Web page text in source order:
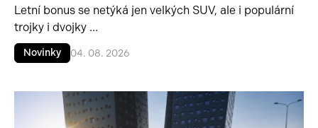
Letní bonus se netýká jen velkých SUV, ale i populární
trojky i dvojky ...
Novinky 04. 08. 2026